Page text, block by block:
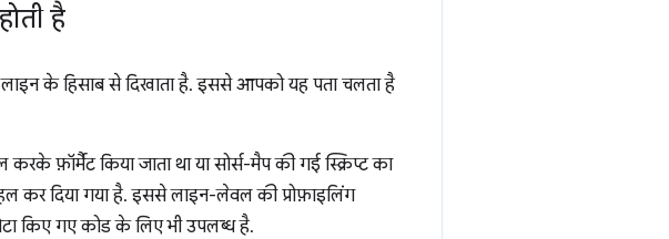
है
के हिसाब से दिखाता है. इससे आपको यह पता चलता है
फ़ॉर्मैट किया जाता था या सोर्स-मैप की गई स्क्रिप्ट का
कर दिया गया है. इससे लाइन-लेवल की प्रोफ़ाइलिंग
किए गए कोड के लिए भी उपलब्ध है.